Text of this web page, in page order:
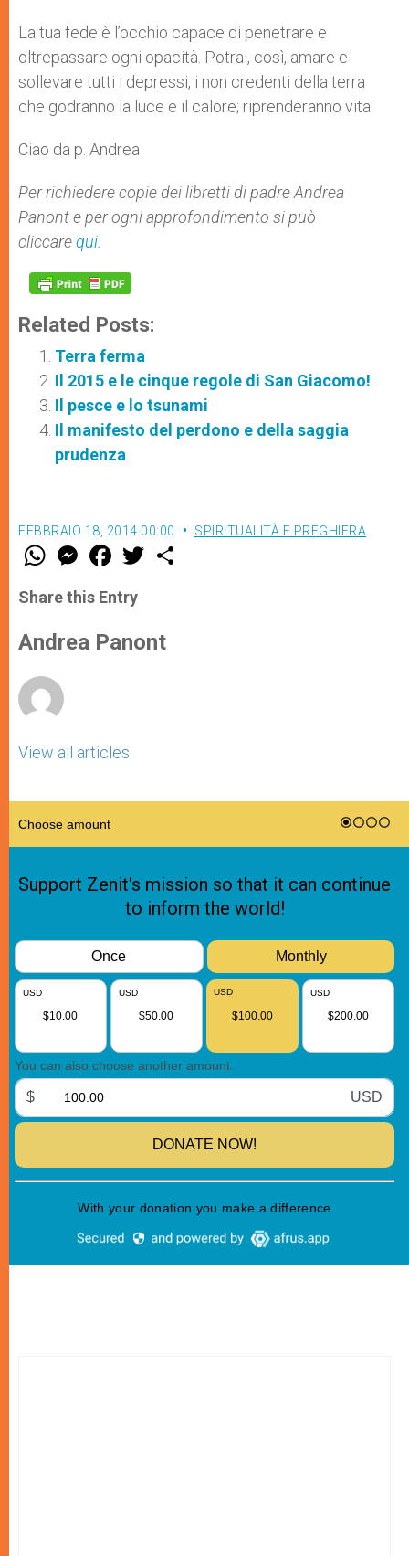
La tua fede è l’occhio capace di penetrare e
oltrepassare ogni opacità. Potrai, così, amare e
sollevare tutti i depressi, i non credenti della terra
che godranno la luce e il calore; riprenderanno vita.
Ciao da p. Andrea
Per richiedere copie dei libretti di padre Andrea
Panont e per ogni approfondimento si può
cliccarequi
Related Posts:
Terra ferma
Il 2015 e le cinque regole di San Giacomo!
Il pesce e lo tsunami
Il manifesto del perdono e della saggia
prudenza
FEBBRAIO 18, 2014 00:00 SPIRITUALITÀ E PREGHIERA
W
t
s
p
p
M
e
s
e
g
e
F
a
e
b
o
k
w
r
Share this Entry
Andrea Panont
View all articles